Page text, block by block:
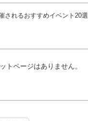
されるおすすめイベント20選
トページはありません。